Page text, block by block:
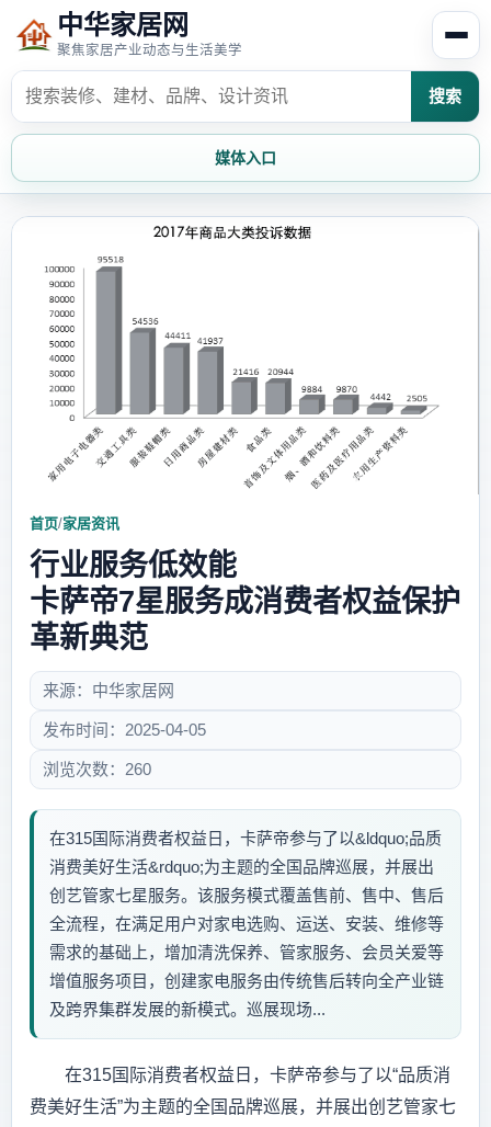
中华家居网
聚焦家居产业动态与生活美学
搜索
媒体入口
家居资讯
家居风水
时尚饰家
家具知识 家居文化
家装攻略 创意家居
首页/家居资讯
行业服务低效能
卡萨帝7星服务成消费者权益保护
革新典范
来源：中华家居网
发布时间：2025-04-05
浏览次数：260
在315国际消费者权益日，卡萨帝参与了以&ldquo;品质
消费美好生活&rdquo;为主题的全国品牌巡展，并展出
创艺管家七星服务。该服务模式覆盖售前、售中、售后
全流程，在满足用户对家电选购、运送、安装、维修等
需求的基础上，增加清洗保养、管家服务、会员关爱等
增值服务项目，创建家电服务由传统售后转向全产业链
及跨界集群发展的新模式。巡展现场...
在315国际消费者权益日，卡萨帝参与了以“品质消
费美好生活”为主题的全国品牌巡展，并展出创艺管家七